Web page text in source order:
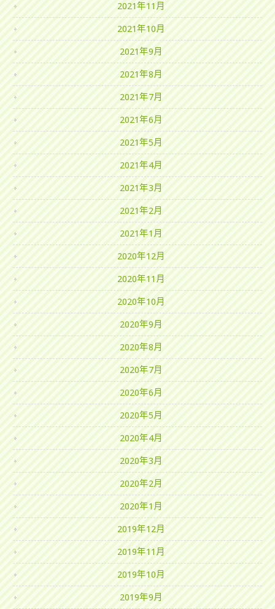
2021年11月
2021年10月
2021年9月
2021年8月
2021年7月
2021年6月
2021年5月
2021年4月
2021年3月
2021年2月
2021年1月
2020年12月
2020年11月
2020年10月
2020年9月
2020年8月
2020年7月
2020年6月
2020年5月
2020年4月
2020年3月
2020年2月
2020年1月
2019年12月
2019年11月
2019年10月
2019年9月